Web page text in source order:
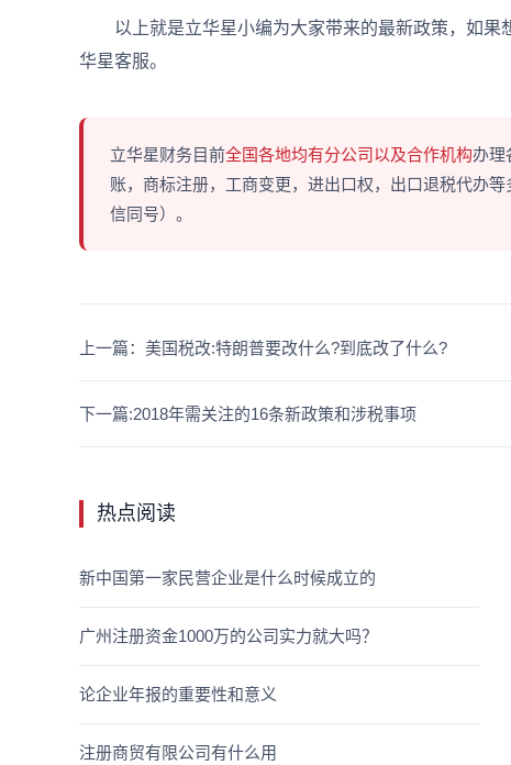
以上就是立华星小编为大家带来的最新政策，如果
华星客服。
立华星财务目前全国各地均有分公司以及合作机构办理
账，商标注册，工商变更，进出口权，出口退税代办
信同号）。
下一篇:2018年需关注的16条新政策和涉税事项
上一篇：美国税改:特朗普要改什么?到底改了什么?
热点阅读
新中国第一家民营企业是什么时候成立的
广州注册资金1000万的公司实力就大吗？
论企业年报的重要性和意义
注册商贸有限公司有什么用